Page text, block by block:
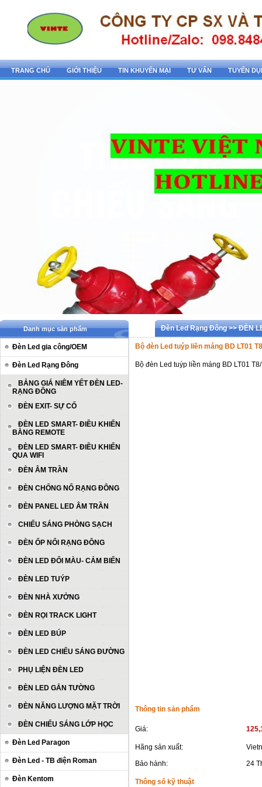
TRANG CHỦ GIỚI THIỆU TIN KHUYẾN MẠI TƯ VẤN TUYỂN
Danh mục sản phẩm
Đèn Led gia công/OEM
Đèn Led Rạng Đông
BẢNG GIÁ NIÊM YẾT ĐÈN LED-
RẠNG ĐÔNG
ĐÈN EXIT- SỰ CỐ
ĐÈN LED SMART- ĐIỀU KHIỂN
BẰNG REMOTE
ĐÈN LED SMART- ĐIỀU KHIỂN
QUA WIFI
ĐÈN ÂM TRẦN
ĐÈN CHỐNG NỔ RẠNG ĐÔNG
ĐÈN PANEL LED ÂM TRẦN
CHIẾU SÁNG PHÒNG SẠCH
ĐÈN ỐP NỔI RẠNG ĐÔNG
ĐÈN LED ĐỔI MÀU- CẢM BIẾN
ĐÈN LED TUÝP
ĐÈN NHÀ XƯỞNG
ĐÈN RỌI TRACK LIGHT
ĐÈN LED BÚP
ĐÈN LED CHIẾU SÁNG ĐƯỜNG
PHỤ LIỆN ĐÈN LED
ĐÈN LED GẮN TƯỜNG
ĐÈN NĂNG LƯỢNG MẶT TRỜI
ĐÈN CHIẾU SÁNG LỚP HỌC
Đèn Led Paragon
Đèn Led - TB điện Roman
Đèn Kentom
Đèn Led Rạng Đông >> ĐÈN
Bộ đèn Led tuýp liền máng BD LT01
Bộ đèn Led tuýp liền máng BD LT01
Thông tin sản phẩm
Giá:
Hãng sản xuất:
Bảo hành:
24
Thông số kỹ thuật